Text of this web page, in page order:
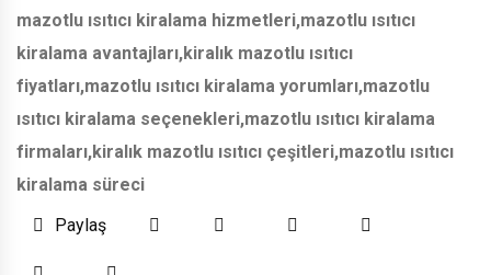
mazotlu ısıtıcı kiralama hizmetleri,mazotlu ısıtıcı
kiralama avantajları,kiralık mazotlu ısıtıcı
fiyatları,mazotlu ısıtıcı kiralama yorumları,mazotlu
ısıtıcı kiralama seçenekleri,mazotlu ısıtıcı kiralama
firmaları,kiralık mazotlu ısıtıcı çeşitleri,mazotlu ısıtıcı
kiralama süreci
Paylaş